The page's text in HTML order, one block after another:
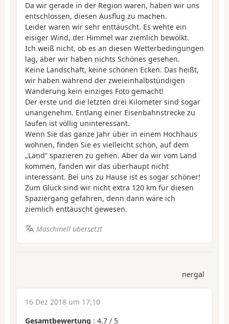
Da wir gerade in der Region waren, haben wir uns
entschlossen, diesen Ausflug zu machen.
Leider waren wir sehr enttäuscht. Es wehte ein
eisiger Wind, der Himmel war ziemlich bewölkt.
Ich weiß nicht, ob es an diesen Wetterbedingungen
lag, aber wir haben nichts Schönes gesehen.
Keine Landschaft, keine schönen Ecken. Das heißt,
wir haben während der zweieinhalbstündigen
Wanderung kein einziges Foto gemacht!
Der erste und die letzten drei Kilometer sind sogar
unangenehm. Entlang einer Eisenbahnstrecke zu
laufen ist völlig uninteressant.
Wenn Sie das ganze Jahr über in einem Hochhaus
wohnen, finden Sie es vielleicht schön, auf dem
„Land” spazieren zu gehen. Aber da wir vom Land
kommen, fanden wir das überhaupt nicht
interessant. Bei uns zu Hause ist es sogar schöner!
Zum Glück sind wir nicht extra 120 km für diesen
Spaziergang gefahren, denn dann wäre ich
ziemlich enttäuscht gewesen.
Maschinell übersetzt
nergal
16 Dez 2018 um 17:10
Gesamtbewertung : 4.7 / 5